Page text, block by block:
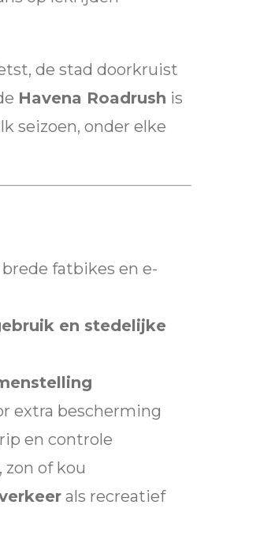
de stad doorkruist
Havena Roadrush is
seizoen, onder elke
fatbikes en e-
en stedelijke
extra bescherming
en controle
zon of kou
als recreatief